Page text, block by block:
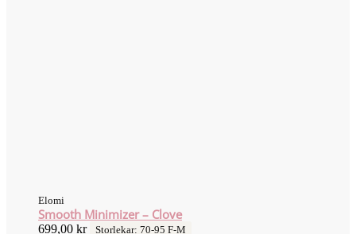
Elomi
Smooth Minimizer – Clove
699,00 kr Storlekar: 70-95 F-M